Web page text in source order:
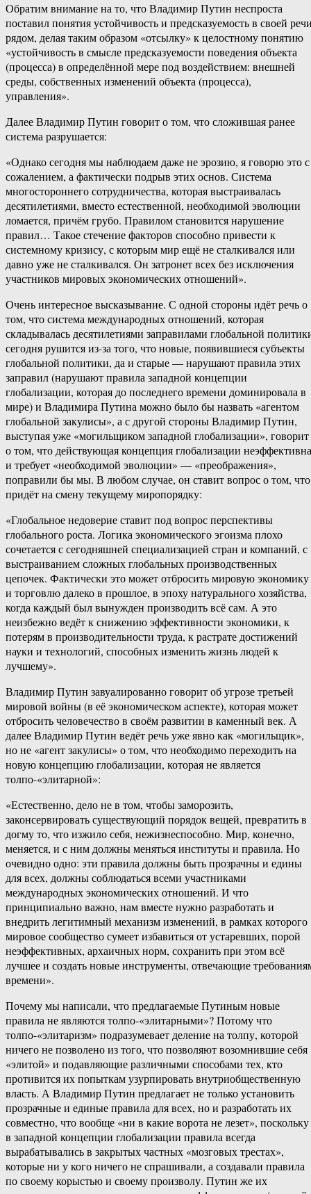
Обратим внимание на то, что Владимир Путин неспроста
поставил понятия устойчивость и предсказуемость в своей
рядом, делая таким образом «отсылку» к целостному понятию
«устойчивость в смысле предсказуемости поведения объекта
(процесса) в определённой мере под воздействием: внешней
среды, собственных изменений объекта (процесса),
управления».
Далее Владимир Путин говорит о том, что сложившая ранее
система разрушается:
«Однако сегодня мы наблюдаем даже не эрозию, я говорю это с
сожалением, а фактически подрыв этих основ. Система
многостороннего сотрудничества, которая выстраивалась
десятилетиями, вместо естественной, необходимой эволюции
ломается, причём грубо. Правилом становится нарушение
правил… Такое стечение факторов способно привести к
системному кризису, с которым мир ещё не сталкивался или
давно уже не сталкивался. Он затронет всех без исключения
участников мировых экономических отношений».
Очень интересное высказывание. С одной стороны идёт речь о
том, что система международных отношений, которая
складывалась десятилетиями заправилами глобальной
сегодня рушится из-за того, что новые, появившиеся субъекты
глобальной политики, да и старые — нарушают правила этих
заправил (нарушают правила западной концепции
глобализации, которая до последнего времени доминировала в
мире) и Владимира Путина можно было бы назвать «агентом
глобальной закулисы», а с другой стороны Владимир Путин,
выступая уже «могильщиком западной глобализации», говорит
о том, что действующая концепция глобализации неэффективна
и требует «необходимой эволюции» — «преображения»,
поправили бы мы. В любом случае, он ставит вопрос о том, что
придёт на смену текущему миропорядку:
«Глобальное недоверие ставит под вопрос перспективы
глобального роста. Логика экономического эгоизма плохо
сочетается с сегодняшней специализацией стран и компаний, с
выстраиванием сложных глобальных производственных
цепочек. Фактически это может отбросить мировую экономику
и торговлю далеко в прошлое, в эпоху натурального хозяйства,
когда каждый был вынужден производить всё сам. А это
неизбежно ведёт к снижению эффективности экономики, к
потерям в производительности труда, к растрате достижений
науки и технологий, способных изменить жизнь людей к
лучшему».
Владимир Путин завуалированно говорит об угрозе третьей
мировой войны (в её экономическом аспекте), которая может
отбросить человечество в своём развитии в каменный век. А
далее Владимир Путин ведёт речь уже явно как «могильщик»,
но не «агент закулисы» о том, что необходимо переходить на
новую концепцию глобализации, которая не является
толпо-«элитарной»:
«Естественно, дело не в том, чтобы заморозить,
законсервировать существующий порядок вещей, превратить в
догму то, что изжило себя, нежизнеспособно. Мир, конечно,
меняется, и с ним должны меняться институты и правила. Но
очевидно одно: эти правила должны быть прозрачны и едины
для всех, должны соблюдаться всеми участниками
международных экономических отношений. И что
принципиально важно, нам вместе нужно разработать и
внедрить легитимный механизм изменений, в рамках которого
мировое сообщество сумеет избавиться от устаревших, порой
неэффективных, архаичных норм, сохранить при этом всё
лучшее и создать новые инструменты, отвечающие
времени».
Почему мы написали, что предлагаемые Путиным новые
правила не являются толпо-«элитарными»? Потому что
толпо-«элитаризм» подразумевает деление на толпу, которой
ничего не позволено из того, что позволяют возомнившие себя
«элитой» и подавляющие различными способами тех, кто
противится их попыткам узурпировать внутриобщественную
власть. А Владимир Путин предлагает не только установить
прозрачные и единые правила для всех, но и разработать их
совместно, что вообще «ни в какие ворота не лезет», поскольку
в западной концепции глобализации правила всегда
вырабатывались в закрытых частных «мозговых трестах»,
которые ни у кого ничего не спрашивали, а создавали правила
по своему корыстью и своему произволу. Путин же их